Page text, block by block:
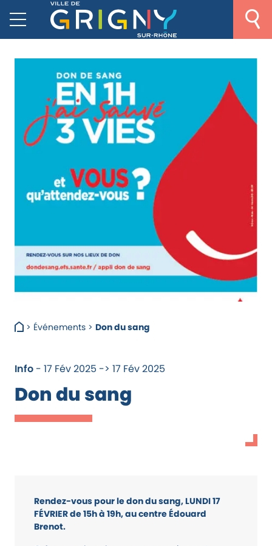
> Événements> Don du sang
Info - 17 Fév 2025 -> 17 Fév 2025
Don du sang
Rendez-vous pour le don du sang, LUNDI 17
FÉVRIER de 15h à 19h, au centre Édouard
Brenot.